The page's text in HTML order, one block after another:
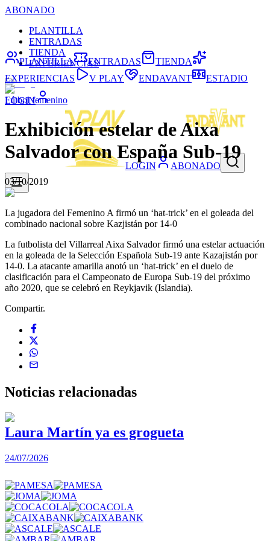
ABONADO
PLANTILLA
ENTRADAS
TIENDA
EXPERIENCIAS
LOGIN
LOGIN ABONADO
PLANTILLA ENTRADAS
TIENDA
EXPERIENCIAS
V PLAY ENDAVANT ESTADIO
Fútbol femenino
Exhibición estelar de Aixa
Salvador con España Sub-19
03/10/2019
La jugadora del Femenino A firmó un ‘hat-trick’ en el goleada del
combinado nacional sobre Kazjistán por 14-0
La futbolista del Villarreal Aixa Salvador firmó una estelar actuación
en la goleada de la Selección Española Sub-19 ante Kazajistán por
14-0. La atacante amarilla anotó un ‘hat-trick’ en el duelo de
clasificación para el Campeonato de Europa Sub-19 del próximo
año 2020, que se celebró en Reykjavik (Islandia).
Compartir.
Noticias relacionadas
Laura Martín ya es grogueta
24/07/2026